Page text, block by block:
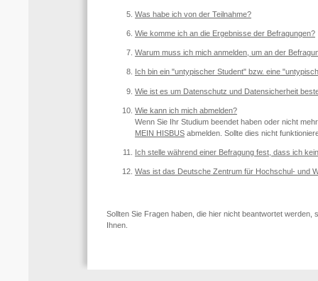
Was habe ich von der Teilnahme?
Wie komme ich an die Ergebnisse der Befragungen?
Warum muss ich mich anmelden, um an der
Ich bin ein "untypischer Student" bzw. eine
Wie ist es um Datenschutz und Datensicherheit
Wie kann ich mich abmelden?
Wenn Sie Ihr Studium beendet haben oder nicht
MEIN HISBUS abmelden. Sollte dies nicht
Ich stelle während einer Befragung fest, dass ich
Was ist das Deutsche Zentrum für Hochschul- und
Sollten Sie Fragen haben, die hier nicht beantwortet
Ihnen.